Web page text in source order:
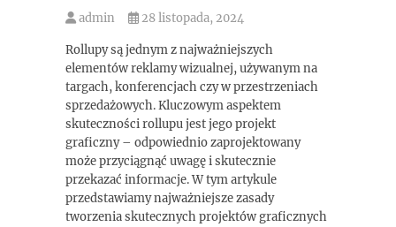
admin 28 listopada, 2024
Rollupy są jednym z najważniejszych
elementów reklamy wizualnej, używanym na
targach, konferencjach czy w przestrzeniach
sprzedażowych. Kluczowym aspektem
skuteczności rollupu jest jego projekt
graficzny – odpowiednio zaprojektowany
może przyciągnąć uwagę i skutecznie
przekazać informacje. W tym artykule
przedstawiamy najważniejsze zasady
tworzenia skutecznych projektów graficznych